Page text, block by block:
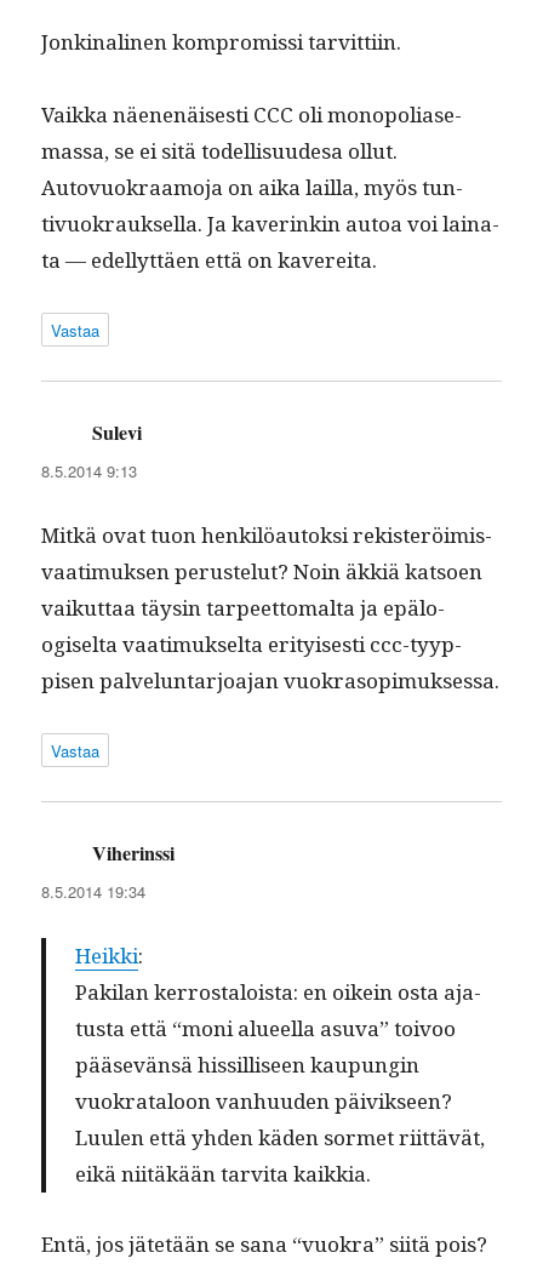
Jonk­i­nali­nen kom­pro­mis­si tarvittiin.
Vaik­ka näe­nenäis­es­ti CCC oli monop­o­liase­
mas­sa, se ei sitä todel­lisu­ude­sa ollut.
Autovuokraamo­ja on aika lail­la, myös tun­
tivuokrauk­sel­la. Ja kaverinkin autoa voi laina­
ta — edel­lyt­täen että on kavereita.
Vastaa
Sulevi
8.5.2014 9:13
Mitkä ovat tuon henkilöau­tok­si rek­isteröimis­
vaa­timuk­sen peruste­lut? Noin äkkiä kat­soen
vaikut­taa täysin tarpeet­toma­l­ta ja epälo­
ogiselta vaa­timuk­selta eri­tyis­es­ti ccc-tyyp­
pisen palvelun­tar­joa­jan vuokrasopimuksessa.
Vastaa
Viherinssi
8.5.2014 19:34
Heik­ki:
Pak­i­lan ker­rostaloista: en oikein osta aja­
tus­ta että “moni alueel­la asu­va” toivoo
pää­sevän­sä hissil­liseen kaupun­gin
vuokrat­aloon van­hu­u­den päivikseen?
Luulen että yhden käden sormet riit­tävät,
eikä niitäkään tarvi­ta kaikkia.
Entä, jos jätetään se sana “vuokra” siitä pois?